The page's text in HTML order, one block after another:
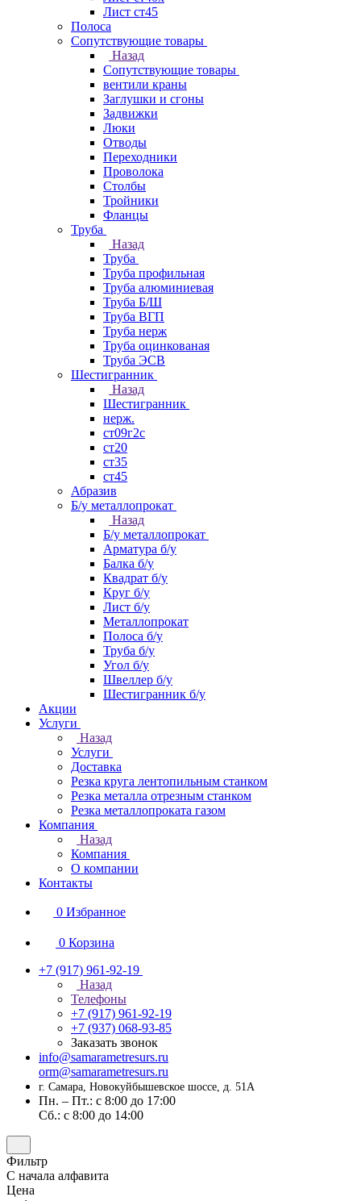
Лист ст45
Полоса
Сопутствующие товары
Назад
Сопутствующие товары
вентили краны
Заглушки и сгоны
Задвижки
Люки
Отводы
Переходники
Проволока
Столбы
Тройники
Фланцы
Труба
Назад
Труба
Труба профильная
Труба алюминиевая
Труба Б/Ш
Труба ВГП
Труба нерж
Труба оцинкованая
Труба ЭСВ
Шестигранник
Назад
Шестигранник
нерж.
ст09г2с
ст20
ст35
ст45
Абразив
Б/у металлопрокат
Назад
Б/у металлопрокат
Арматура б/у
Балка б/у
Квадрат б/у
Круг б/у
Лист б/у
Металлопрокат
Полоса б/у
Труба б/у
Угол б/у
Швеллер б/у
Шестигранник б/у
Акции
Услуги
Назад
Услуги
Доставка
Резка круга лентопильным станком
Резка металла отрезным станком
Резка металлопроката газом
Компания
Назад
Компания
О компании
Контакты
0 Избранное
0 Корзина
+7 (917) 961-92-19
Назад
Телефоны
+7 (917) 961-92-19
+7 (937) 068-93-85
Заказать звонок
info@samarametresurs.ru
orm@samarametresurs.ru
г. Самара, Новокуйбышевское шоссе, д. 51А
Пн. – Пт.: с 8:00 до 17:00
Cб.: с 8:00 до 14:00
Фильтр
С начала алфавита
Цена